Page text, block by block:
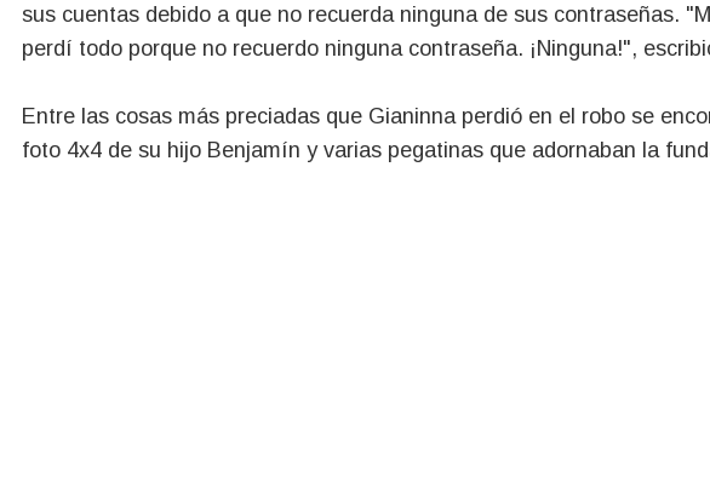
sus cuentas debido a que no recuerda ninguna de sus contraseñas.
perdí todo porque no recuerdo ninguna contraseña. ¡Ninguna!",
Entre las cosas más preciadas que Gianinna perdió en el robo se
foto 4x4 de su hijo Benjamín y varias pegatinas que adornaban la